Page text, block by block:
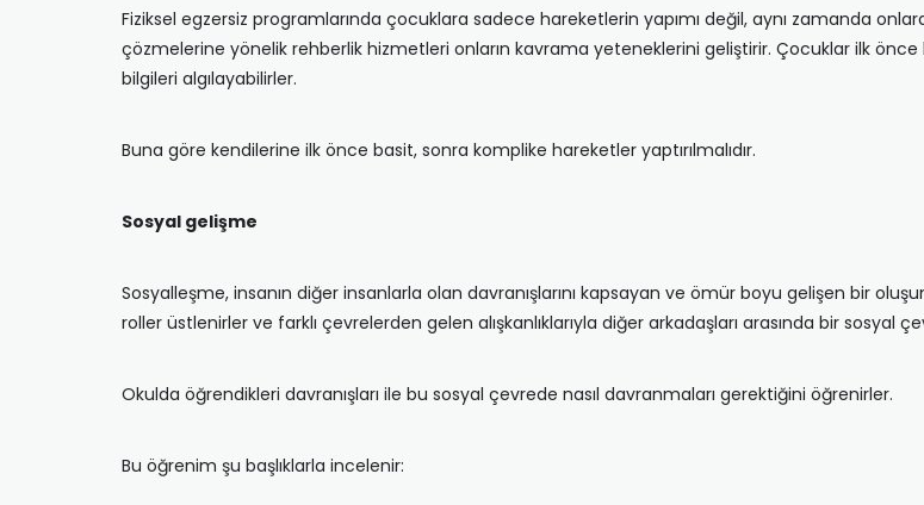
Fiziksel egzersiz programlarında çocuklara sadece hareketlerin yapımı değil, aynı zamanda
çözmelerine yönelik rehberlik hizmetleri onların kavrama yeteneklerini geliştirir. Çocuklar ilk
bilgileri algılayabilirler.
Buna göre kendilerine ilk önce basit, sonra komplike hareketler yaptırılmalıdır.
Sosyal gelişme
Sosyalleşme, insanın diğer insanlarla olan davranışlarını kapsayan ve ömür boyu gelişen bir
roller üstlenirler ve farklı çevrelerden gelen alışkanlıklarıyla diğer arkadaşları arasında bir sosyal
Okulda öğrendikleri davranışları ile bu sosyal çevrede nasıl davranmaları gerektiğini öğrenirler.
Bu öğrenim şu başlıklarla incelenir: